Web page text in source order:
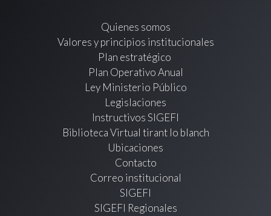
Quienes somos
Valores y principios institucionales
Plan estratégico
Plan Operativo Anual
Ley Ministerio Público
Legislaciones
Instructivos SIGEFI
Biblioteca Virtual tirant lo blanch
Ubicaciones
Contacto
Correo institucional
SIGEFI
SIGEFI Regionales